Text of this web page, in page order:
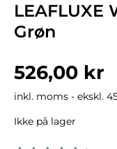
LEAFLUXE
Grøn
Normalpris
526,00 kr
inkl. moms - ekskl.
Ikke på lager